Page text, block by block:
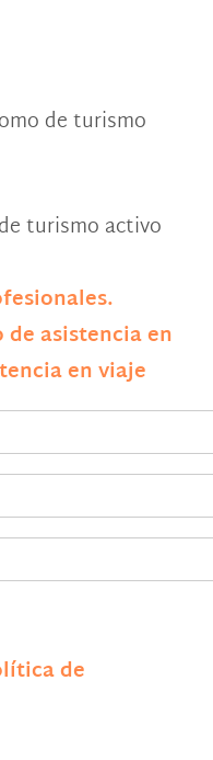
de turismo
turismo activo
de asistencia en
en viaje
de